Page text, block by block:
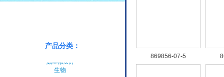
产品分类：
手性产品
生物
869856-07-5